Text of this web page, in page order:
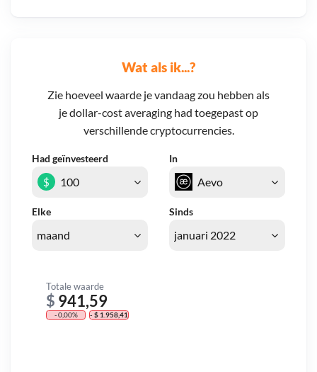
Wat als ik...?
Zie hoeveel waarde je vandaag zou hebben als
je dollar-cost averaging had toegepast op
verschillende cryptocurrencies.
Had geïnvesteerd In
Elke Sinds
$
Totale waarde
$ 941,59
- 0,00% - $ 1.958,41